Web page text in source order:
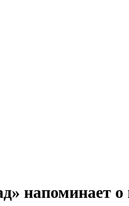
напоминает о